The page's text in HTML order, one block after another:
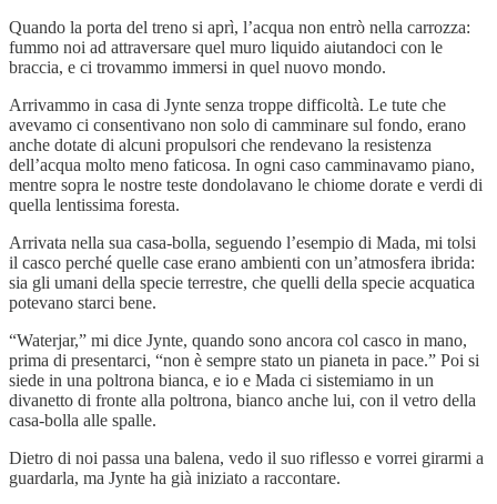
Quando la porta del treno si aprì, l’acqua non entrò nella carrozza:
fummo noi ad attraversare quel muro liquido aiutandoci con le
braccia, e ci trovammo immersi in quel nuovo mondo.
Arrivammo in casa di Jynte senza troppe difficoltà. Le tute che
avevamo ci consentivano non solo di camminare sul fondo, erano
anche dotate di alcuni propulsori che rendevano la resistenza
dell’acqua molto meno faticosa. In ogni caso camminavamo piano,
mentre sopra le nostre teste dondolavano le chiome dorate e verdi di
quella lentissima foresta.
Arrivata nella sua casa-bolla, seguendo l’esempio di Mada, mi tolsi
il casco perché quelle case erano ambienti con un’atmosfera ibrida:
sia gli umani della specie terrestre, che quelli della specie acquatica
potevano starci bene.
“Waterjar,” mi dice Jynte, quando sono ancora col casco in mano,
prima di presentarci, “non è sempre stato un pianeta in pace.” Poi si
siede in una poltrona bianca, e io e Mada ci sistemiamo in un
divanetto di fronte alla poltrona, bianco anche lui, con il vetro della
casa-bolla alle spalle.
Dietro di noi passa una balena, vedo il suo riflesso e vorrei girarmi a
guardarla, ma Jynte ha già iniziato a raccontare.